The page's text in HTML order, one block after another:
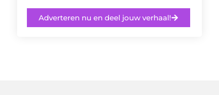
Adverteren nu en deel jouw verhaal!